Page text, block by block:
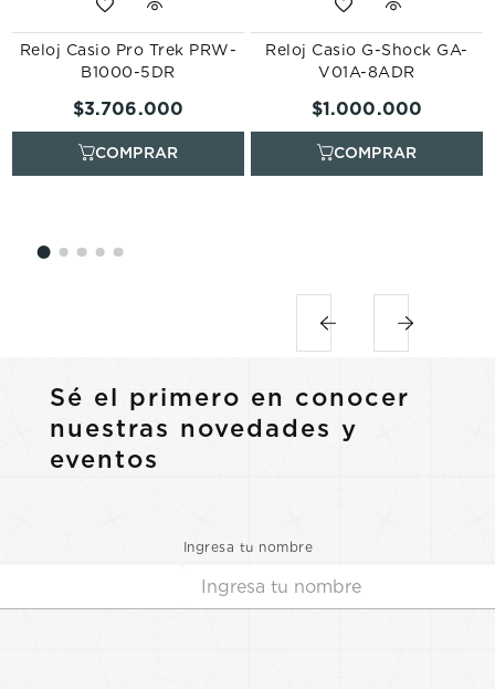
Reloj Casio Pro Trek PRW-
B1000-5DR
$3.706.000
Reloj Casio G-Shock GA-
V01A-8ADR
$1.000.000
Sé el primero en conocer
nuestras novedades y
eventos
Ingresa tu nombre